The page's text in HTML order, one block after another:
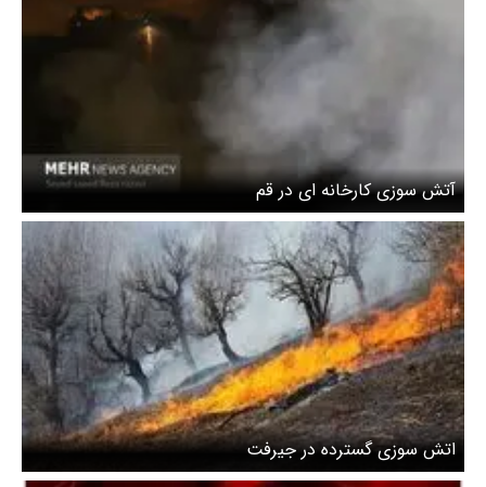
آتش سوزی کارخانه ای در قم
اتش سوزی گسترده در جیرفت